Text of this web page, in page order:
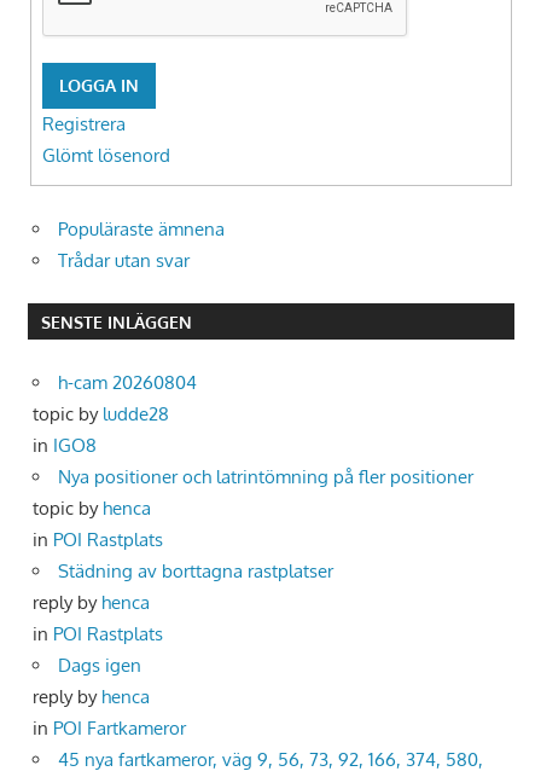
LOGGA IN
Registrera
Glömt lösenord
Populäraste ämnena
Trådar utan svar
SENSTE INLÄGGEN
h-cam 20260804
topic by ludde28
in IGO8
Nya positioner och latrintömning på fler positioner
topic by henca
in POI Rastplats
Städning av borttagna rastplatser
reply by henca
in POI Rastplats
Dags igen
reply by henca
in POI Fartkameror
45 nya fartkameror, väg 9, 56, 73, 92, 166, 374, 580,